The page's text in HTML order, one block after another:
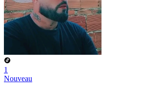
1
Nouveau